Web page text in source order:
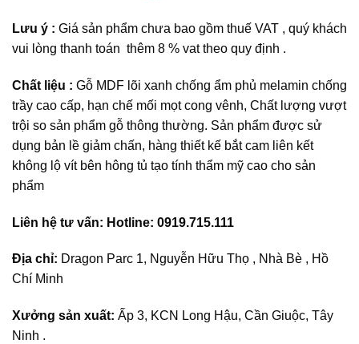
Lưu ý : Giá sản phẩm chưa bao gồm thuế VAT , quý khách
vui lòng thanh toán thêm 8 % vat theo quy định .
Chất liệu : Gỗ MDF lõi xanh chống ẩm phủ melamin chống
trầy cao cấp, hạn chế mối mọt cong vênh, Chất lượng vượt
trội so sản phẩm gỗ thông thường. Sản phẩm được sử
dụng bản lề giảm chấn, hàng thiết kế bắt cam liên kết
không lộ vít bên hông tủ tạo tính thẩm mỹ cao cho sản
phẩm
Liên hệ tư vấn: Hotline: 0919.715.111
Địa chỉ: Dragon Parc 1, Nguyễn Hữu Thọ , Nhà Bè , Hồ
Chí Minh
Xưởng sản xuất: Ấp 3, KCN Long Hậu, Cần Giuộc, Tây
Ninh .